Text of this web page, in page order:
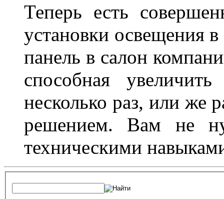
Теперь есть
установки освещения
панель в салон
способная
несколько раз, или же
решением. Вам не
техническими